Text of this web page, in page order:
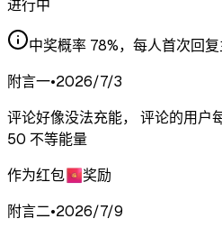
进行中
中奖概率 78%，每人首次回复
附言一•2026/7/3
评论好像没法充能， 评论的用户
50 不等能量
作为红包🧧奖励
附言二•2026/7/9